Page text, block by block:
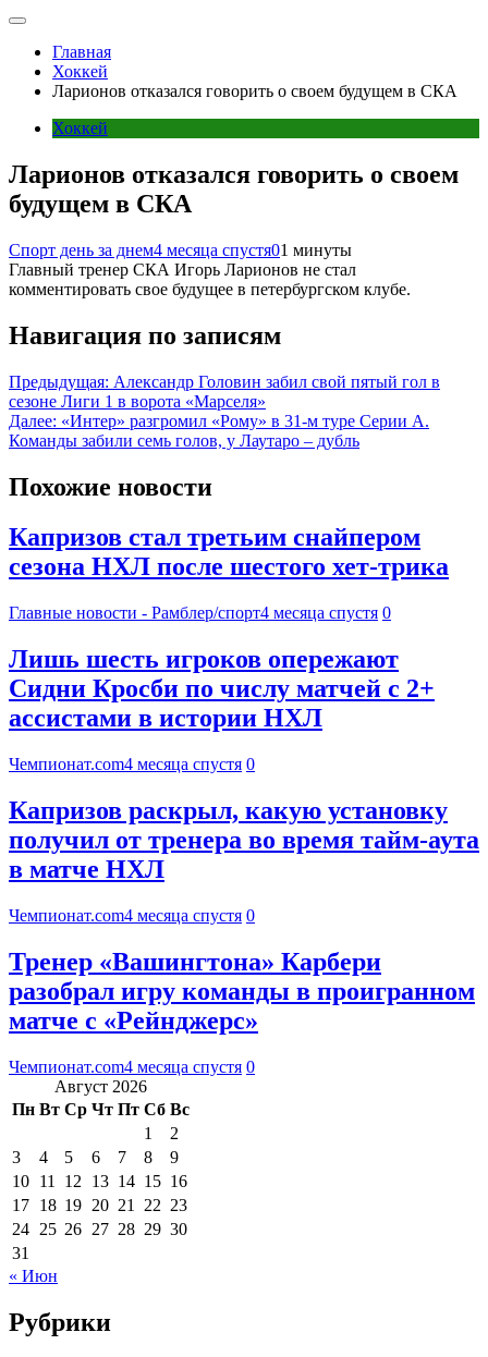
Главная
Хоккей
Ларионов отказался говорить о своем будущем в СКА
Хоккей
Ларионов отказался говорить о своем
будущем в СКА
Спорт день за днем4 месяца спустя01 минуты
Главный тренер СКА Игорь Ларионов не стал
комментировать свое будущее в петербургском клубе.
Навигация по записям
Предыдущая: Александр Головин забил свой пятый гол в
сезоне Лиги 1 в ворота «Марселя»
Далее: «Интер» разгромил «Рому» в 31-м туре Серии А.
Команды забили семь голов, у Лаутаро – дубль
Похожие новости
Капризов стал третьим снайпером
сезона НХЛ после шестого хет-трика
Главные новости - Рамблер/спорт4 месяца спустя 0
Лишь шесть игроков опережают
Сидни Кросби по числу матчей с 2+
ассистами в истории НХЛ
Чемпионат.com4 месяца спустя 0
Капризов раскрыл, какую установку
получил от тренера во время тайм-аута
в матче НХЛ
Чемпионат.com4 месяца спустя 0
Тренер «Вашингтона» Карбери
разобрал игру команды в проигранном
матче с «Рейнджерс»
Чемпионат.com4 месяца спустя 0
Август 2026
Пн Вт Ср Чт Пт Сб Вс
1
2
3
4 5 6 7 8
9
10 11 12 13 14 15 16
17 18 19 20 21 22 23
24 25 26 27 28 29 30
31
« Июн
Рубрики